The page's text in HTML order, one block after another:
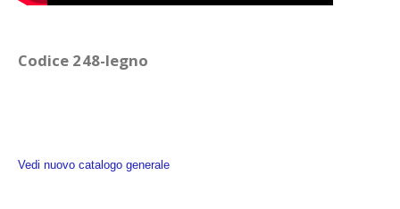
Codice 248-legno
Vedi nuovo catalogo generale